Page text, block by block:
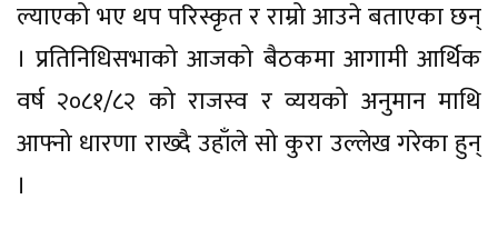
ल्याएको भए थप परिस्कृत र राम्रो आउने बताएका छन्
। प्रतिनिधिसभाको आजको बैठकमा आगामी आर्थिक
वर्ष २०८१/८२ को राजस्व र व्ययको अनुमान माथि
आफ्नो धारणा राख्दै उहाँले सो कुरा उल्लेख गरेका हुन्
।